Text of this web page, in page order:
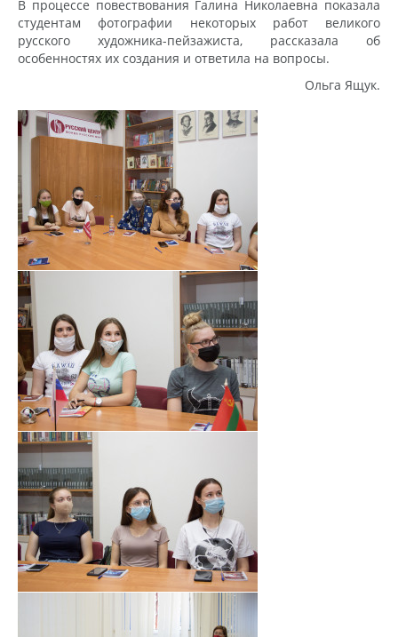
В процессе повествования Галина Николаевна показала
студентам фотографии некоторых работ великого
русского художника-пейзажиста, рассказала об
особенностях их создания и ответила на вопросы.
Ольга Ящук.